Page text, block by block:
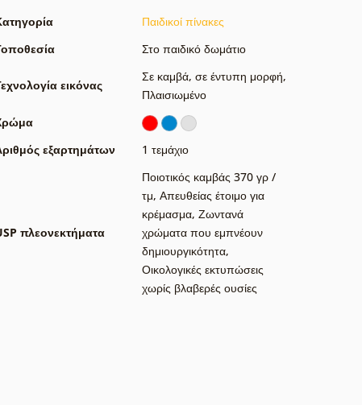
Παιδικοί πίνακες
Στο παιδικό δωμάτιο
εικόνας
Σε καμβά, σε έντυπη μορφή,
Πλαισιωμένο
εξαρτημάτων
1 τεμάχιο
πλεονεκτήματα
Ποιοτικός καμβάς 370 γρ /
τμ, Απευθείας έτοιμο για
κρέμασμα, Ζωντανά
χρώματα που εμπνέουν
δημιουργικότητα,
Οικολογικές εκτυπώσεις
χωρίς βλαβερές ουσίες